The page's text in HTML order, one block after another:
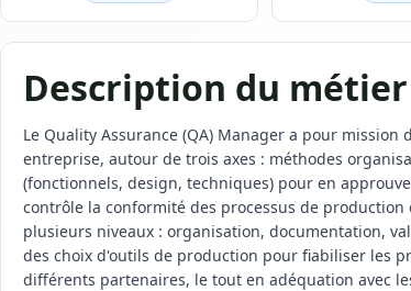
Description du métier
Le Quality Assurance (QA) Manager a pour
entreprise, autour de trois axes : méthodes
(fonctionnels, design, techniques) pour en
contrôle la conformité des processus de
plusieurs niveaux : organisation, documentation,
des choix d'outils de production pour fiabiliser les
différents partenaires, le tout en adéquation avec